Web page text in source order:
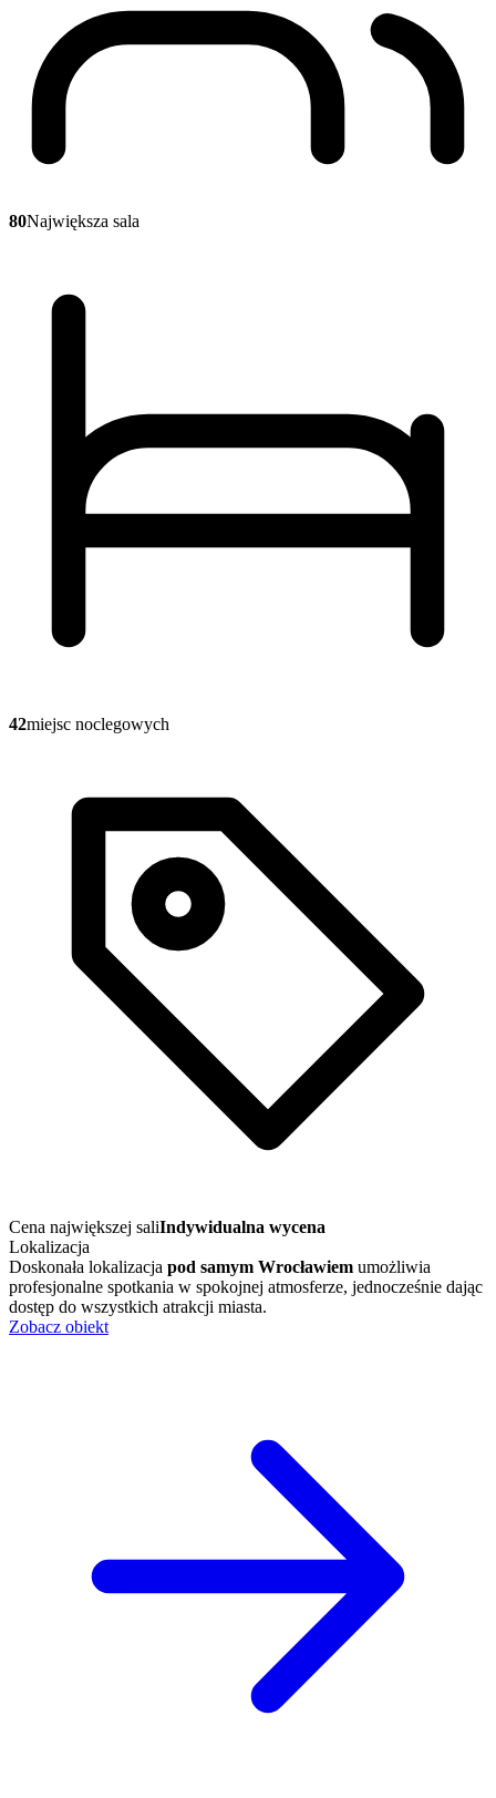
80Największa sala
42miejsc noclegowych
Cena największej saliIndywidualna wycena
Lokalizacja
Doskonała lokalizacja pod samym Wrocławiem umożliwia
profesjonalne spotkania w spokojnej atmosferze, jednocześnie dając
dostęp do wszystkich atrakcji miasta.
Zobacz obiekt